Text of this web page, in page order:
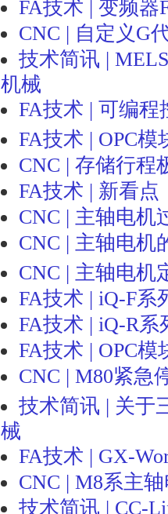
FA技术 | 变频
CNC | 自定义G
技术简讯 |
机械
FA技术 | 可编
FA技术 | OPC
CNC | 存储行程
FA技术 | 新看点
CNC | 主轴电机
CNC | 主轴电机
CNC | 主轴电机
FA技术 | iQ-F系
FA技术 | iQ-R
FA技术 | OPC
CNC | M80紧急
技术简讯 | 关于
械
FA技术 | GX-
CNC | M8系主
技术简讯 | CC-